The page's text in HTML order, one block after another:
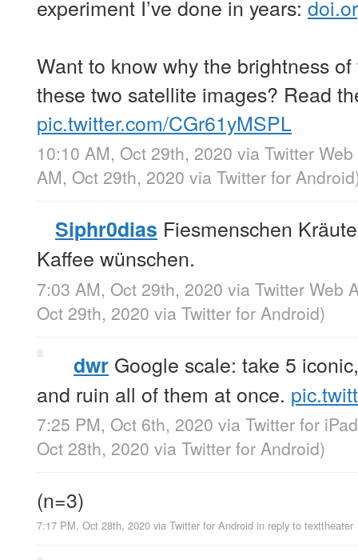
experiment I’ve done in years:
Want to know why the brightness
these two satellite images? Read
pic.twitter.com/CGr61yMSPL
10:10 AM, Oct 29th, 2020 via Twitter
AM, Oct 29th, 2020 via Twitter for Android
Siphr0dias Fiesmenschen
Kaffee wünschen.
7:03 AM, Oct 29th, 2020 via Twitter Web
Oct 29th, 2020 via Twitter for Android)
dwr Google scale: take 5
and ruin all of them at once.
7:25 PM, Oct 6th, 2020 via Twitter for iPad
Oct 28th, 2020 via Twitter for Android)
(n=3)
7:17 PM, Oct 28th, 2020 via Twitter for Android in reply to texttheater